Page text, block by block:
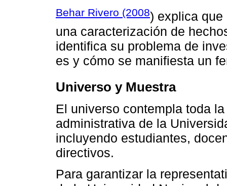
Behar Rivero (2008) explica
una caracterización de
identifica su problema de
es y cómo se manifiesta un
Universo y Muestra
El universo contempla toda
administrativa de la
incluyendo estudiantes,
directivos.
Para garantizar la